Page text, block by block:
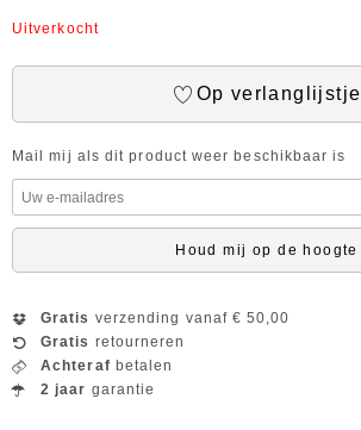
Uitverkocht
Op verlanglijstje
Mail mij als dit product weer beschikbaar is
Houd mij op de hoogte
Gratis verzending vanaf € 50,00
Gratis retourneren
Achteraf betalen
2 jaar garantie